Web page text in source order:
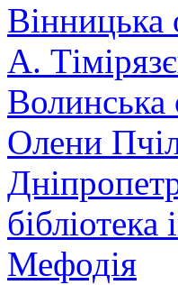
Вінницька
А.
Волинська
Олени
Мефодія